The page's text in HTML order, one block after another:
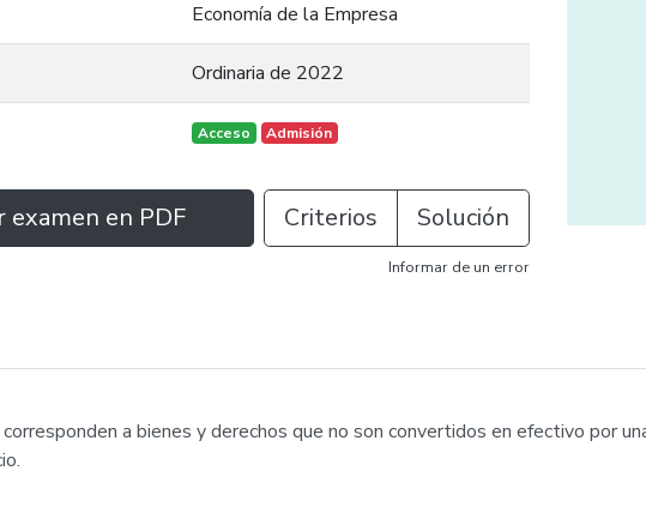
Economía de la Empresa
Ordinaria de 2022
Acceso Admisión
examen en PDF Criterios Solución
Informar de un error
a bienes y derechos que no son convertidos en efectivo por